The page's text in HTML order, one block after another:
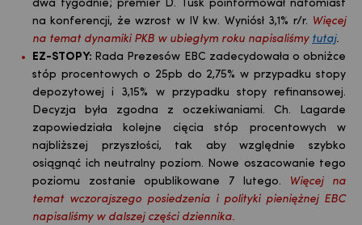
dwa tygodnie; premier D. Tusk poinformował natomiast
na konferencji, że wzrost w IV kw. Wyniósł 3,1% r/r. Więcej
na temat dynamiki PKB w ubiegłym roku napisaliśmy tutaj.
EZ-STOPY: Rada Prezesów EBC zadecydowała o obniżce
stóp procentowych o 25pb do 2,75% w przypadku stopy
depozytowej i 3,15% w przypadku stopy refinansowej.
Decyzja była zgodna z oczekiwaniami. Ch. Lagarde
zapowiedziała kolejne cięcia stóp procentowych w
najbliższej przyszłości, tak aby względnie szybko
osiągnąć ich neutralny poziom. Nowe oszacowanie tego
poziomu zostanie opublikowane 7 lutego.
Więcej na
temat wczorajszego posiedzenia i polityki pieniężnej EBC
napisaliśmy w dalszej części dziennika.